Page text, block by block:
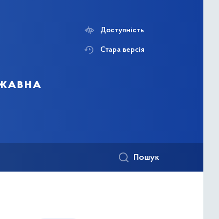
Доступність
Стара версія
Пошук